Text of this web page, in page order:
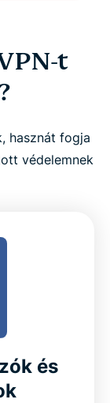
t
hasznát fogja
védelemnek
és